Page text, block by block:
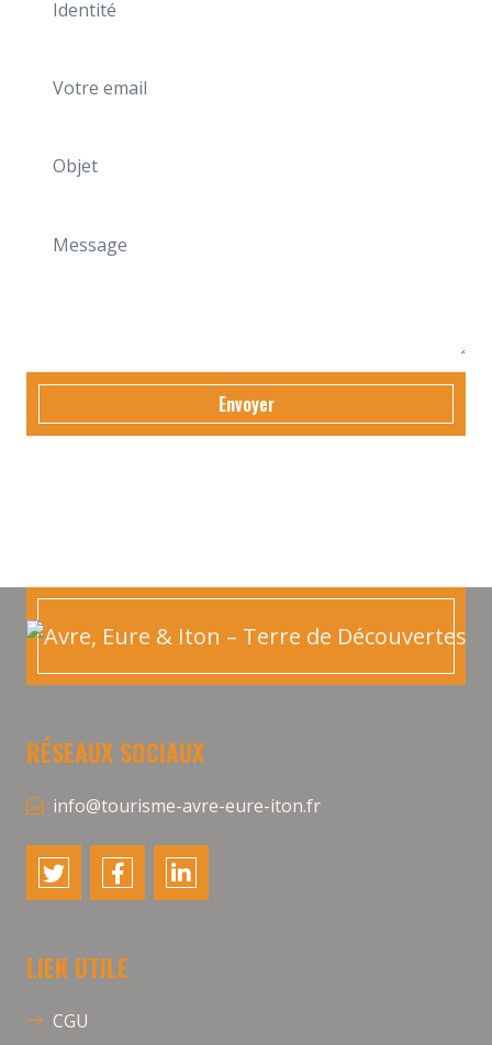
Envoyer
RÉSEAUX SOCIAUX
info@tourisme-avre-eure-iton.fr
LIEN UTILE
CGU